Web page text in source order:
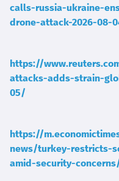
calls-russia-ukraine-
drone-attack-2026-08-
https://
attacks-adds-strain-
05/
https://
news/turkey-restricts-
amid-security-